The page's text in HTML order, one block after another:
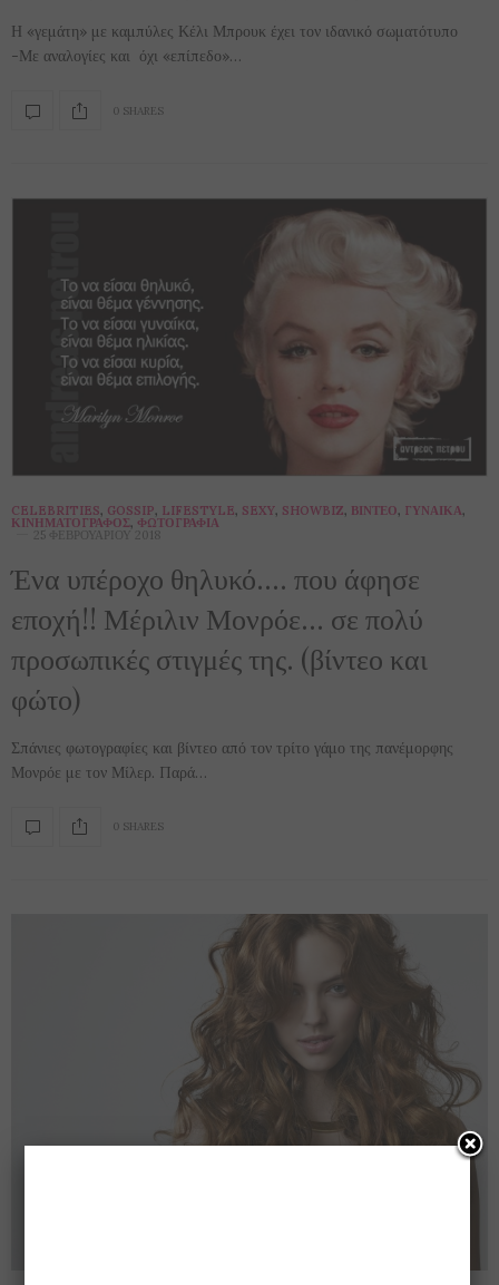
Η «γεμάτη» με καμπύλες Κέλι Μπρουκ έχει τον ιδανικό σωματότυπο
-Με αναλογίες και όχι «επίπεδο»…
0 SHARES
CELEBRITIES, GOSSIP, LIFESTYLE, SEXY, SHOWBIZ, ΒΊΝΤΕΟ, ΓΥΝΑΊΚΑ,
ΚΙΝΗΜΑΤΟΓΡΆΦΟΣ, ΦΩΤΟΓΡΑΦΊΑ
25 ΦΕΒΡΟΥΑΡΊΟΥ 2018
Ένα υπέροχο θηλυκό…. που άφησε
εποχή!! Μέριλιν Μονρόε… σε πολύ
προσωπικές στιγμές της. (βίντεο και
φώτο)
Σπάνιες φωτογραφίες και βίντεο από τον τρίτο γάμο της πανέμορφης
Μονρόε με τον Μίλερ. Παρά…
0 SHARES